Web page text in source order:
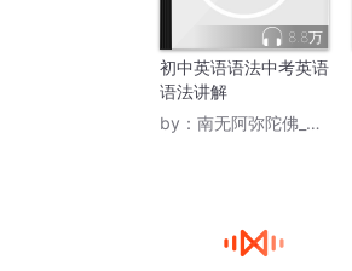
8.8万
初中英语语法中考英语
语法讲解
by： 南无阿弥陀佛_鲜勇翔